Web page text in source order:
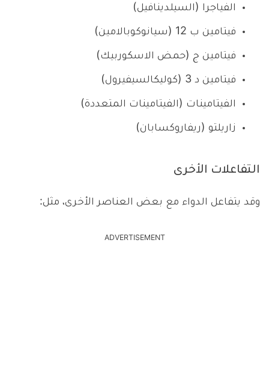
الفياجرا (السيلدينافيل)
فيتامين ب 12 (سيانوكوبالامين)
فيتامين ج (حمض الاسكوربيك)
فيتامين د 3 (كوليكالسيفيرول)
الفيتامينات (الفيتامينات المتعددة)
زاريلتو (ريفاروكسابان)
التفاعلات الأخرى
وقد يتفاعل الدواء مع بعض العناصر الأخرى، مثل:
ADVERTISEMENT